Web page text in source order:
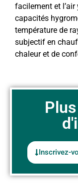
facilement et l’air
capacités
température de
subjectif en
chaleur et de
Inscrivez-